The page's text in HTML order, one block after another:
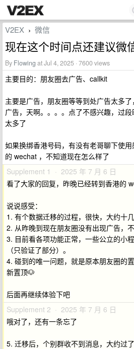
V2EX › 微信
现在这个时间点还建议微
By Flowing at Jul 4, 2025 · 7600 views
主要目的：朋友圈去广告、callkit
主要是广告，朋友圈等等到处广告太多
广告，天啊。。。。点了不感兴趣，过
太多了
如果换绑香港号码，有没有老哥聊下使
的 wechat ，不知道现在怎么样了
Supplement 1 · 2025 年 7 月 6 日
看了大家的回复，昨晚已经转到香港的
说说感受：
1. 有个数据迁移的过程，很快，大约十
2. 从昨晚到现在朋友圈没有出现广告，
3. 目前看各项功能正常，一些公立的小
（只验证了部分）。
4. 碰到的唯一问题，就是原本朋友圈的
新置顶🐶
后面再继续体验下吧
Supplement 2 · 2025 年 7 月 6 日
哦对了，还有一条忘了
5. 迁移后，个别群收不到消息，大约过